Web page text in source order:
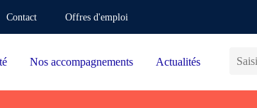
Contact Offres d'emploi
Nos accompagnements Actualités